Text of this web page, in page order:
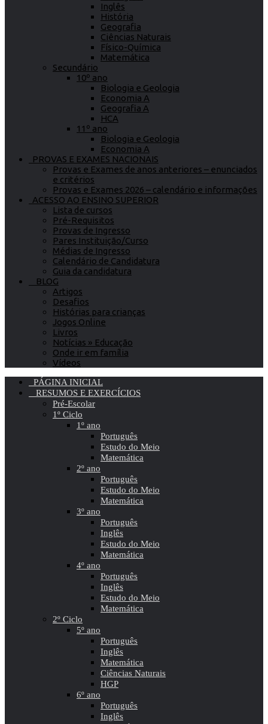
Inglês
História
Geografia
Ciências Naturais
Físico-Química
Matemática
Secundário
10º ano
Biologia e Geologia
Economia A
Geografia A
HCA
11º ano
Biologia e Geologia
Economia A
PROVAS E EXAMES NACIONAIS
Provas e Exames de anos anteriores – enunciados
e critérios
Provas e Exames 2026 – calendário e informações
ACESSO AO ENSINO SUPERIOR
Lista de cursos
Pré-Requisitos
Provas de Ingresso
Pares Instituição/Curso
Médias de Ingresso
Calendário de Candidatura
Guia da candidatura
BLOG
Artigos
Desafios
Histórias para crianças
Jogos Online
Livros
Notícias » Educação
Onde ir em família
Vídeos
PÁGINA INICIAL
RESUMOS E EXERCÍCIOS
Pré-Escolar
1º Ciclo
1º ano
Português
Estudo do Meio
Matemática
2º ano
Português
Estudo do Meio
Matemática
3º ano
Português
Inglês
Estudo do Meio
Matemática
4º ano
Português
Inglês
Estudo do Meio
Matemática
2º Ciclo
5º ano
Português
Inglês
Matemática
Ciências Naturais
HGP
6º ano
Português
Inglês